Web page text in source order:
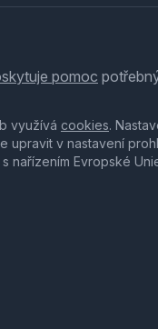
pomoc
využívá cookies.
upravit v nastavení
nařízením Evropské